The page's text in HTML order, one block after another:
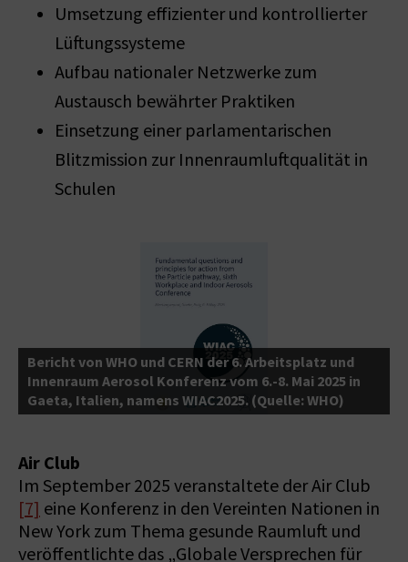
Umsetzung effizienter und kontrollierter
Lüftungssysteme
Aufbau nationaler Netzwerke zum
Austausch bewährter Praktiken
Einsetzung einer parlamentarischen
Blitzmission zur Innenraumluftqualität in
Schulen
Bericht von WHO und CERN der 6. Arbeitsplatz und
Innenraum Aerosol Konferenz vom 6.-8. Mai 2025 in
Gaeta, Italien, namens WIAC2025. (Quelle: WHO)
Air Club
Im September 2025 veranstaltete der Air Club
[7] eine Konferenz in den Vereinten Nationen in
New York zum Thema gesunde Raumluft und
veröffentlichte das „Globale Versprechen für